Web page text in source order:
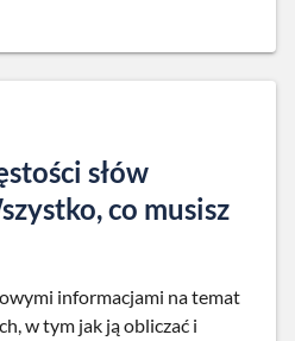
słów
co musisz
informacjami na temat
w tym jak ją obliczać i